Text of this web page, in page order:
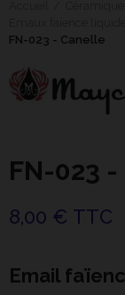
FN-023 - Canelle
FN-023
8,00 € TTC
Email